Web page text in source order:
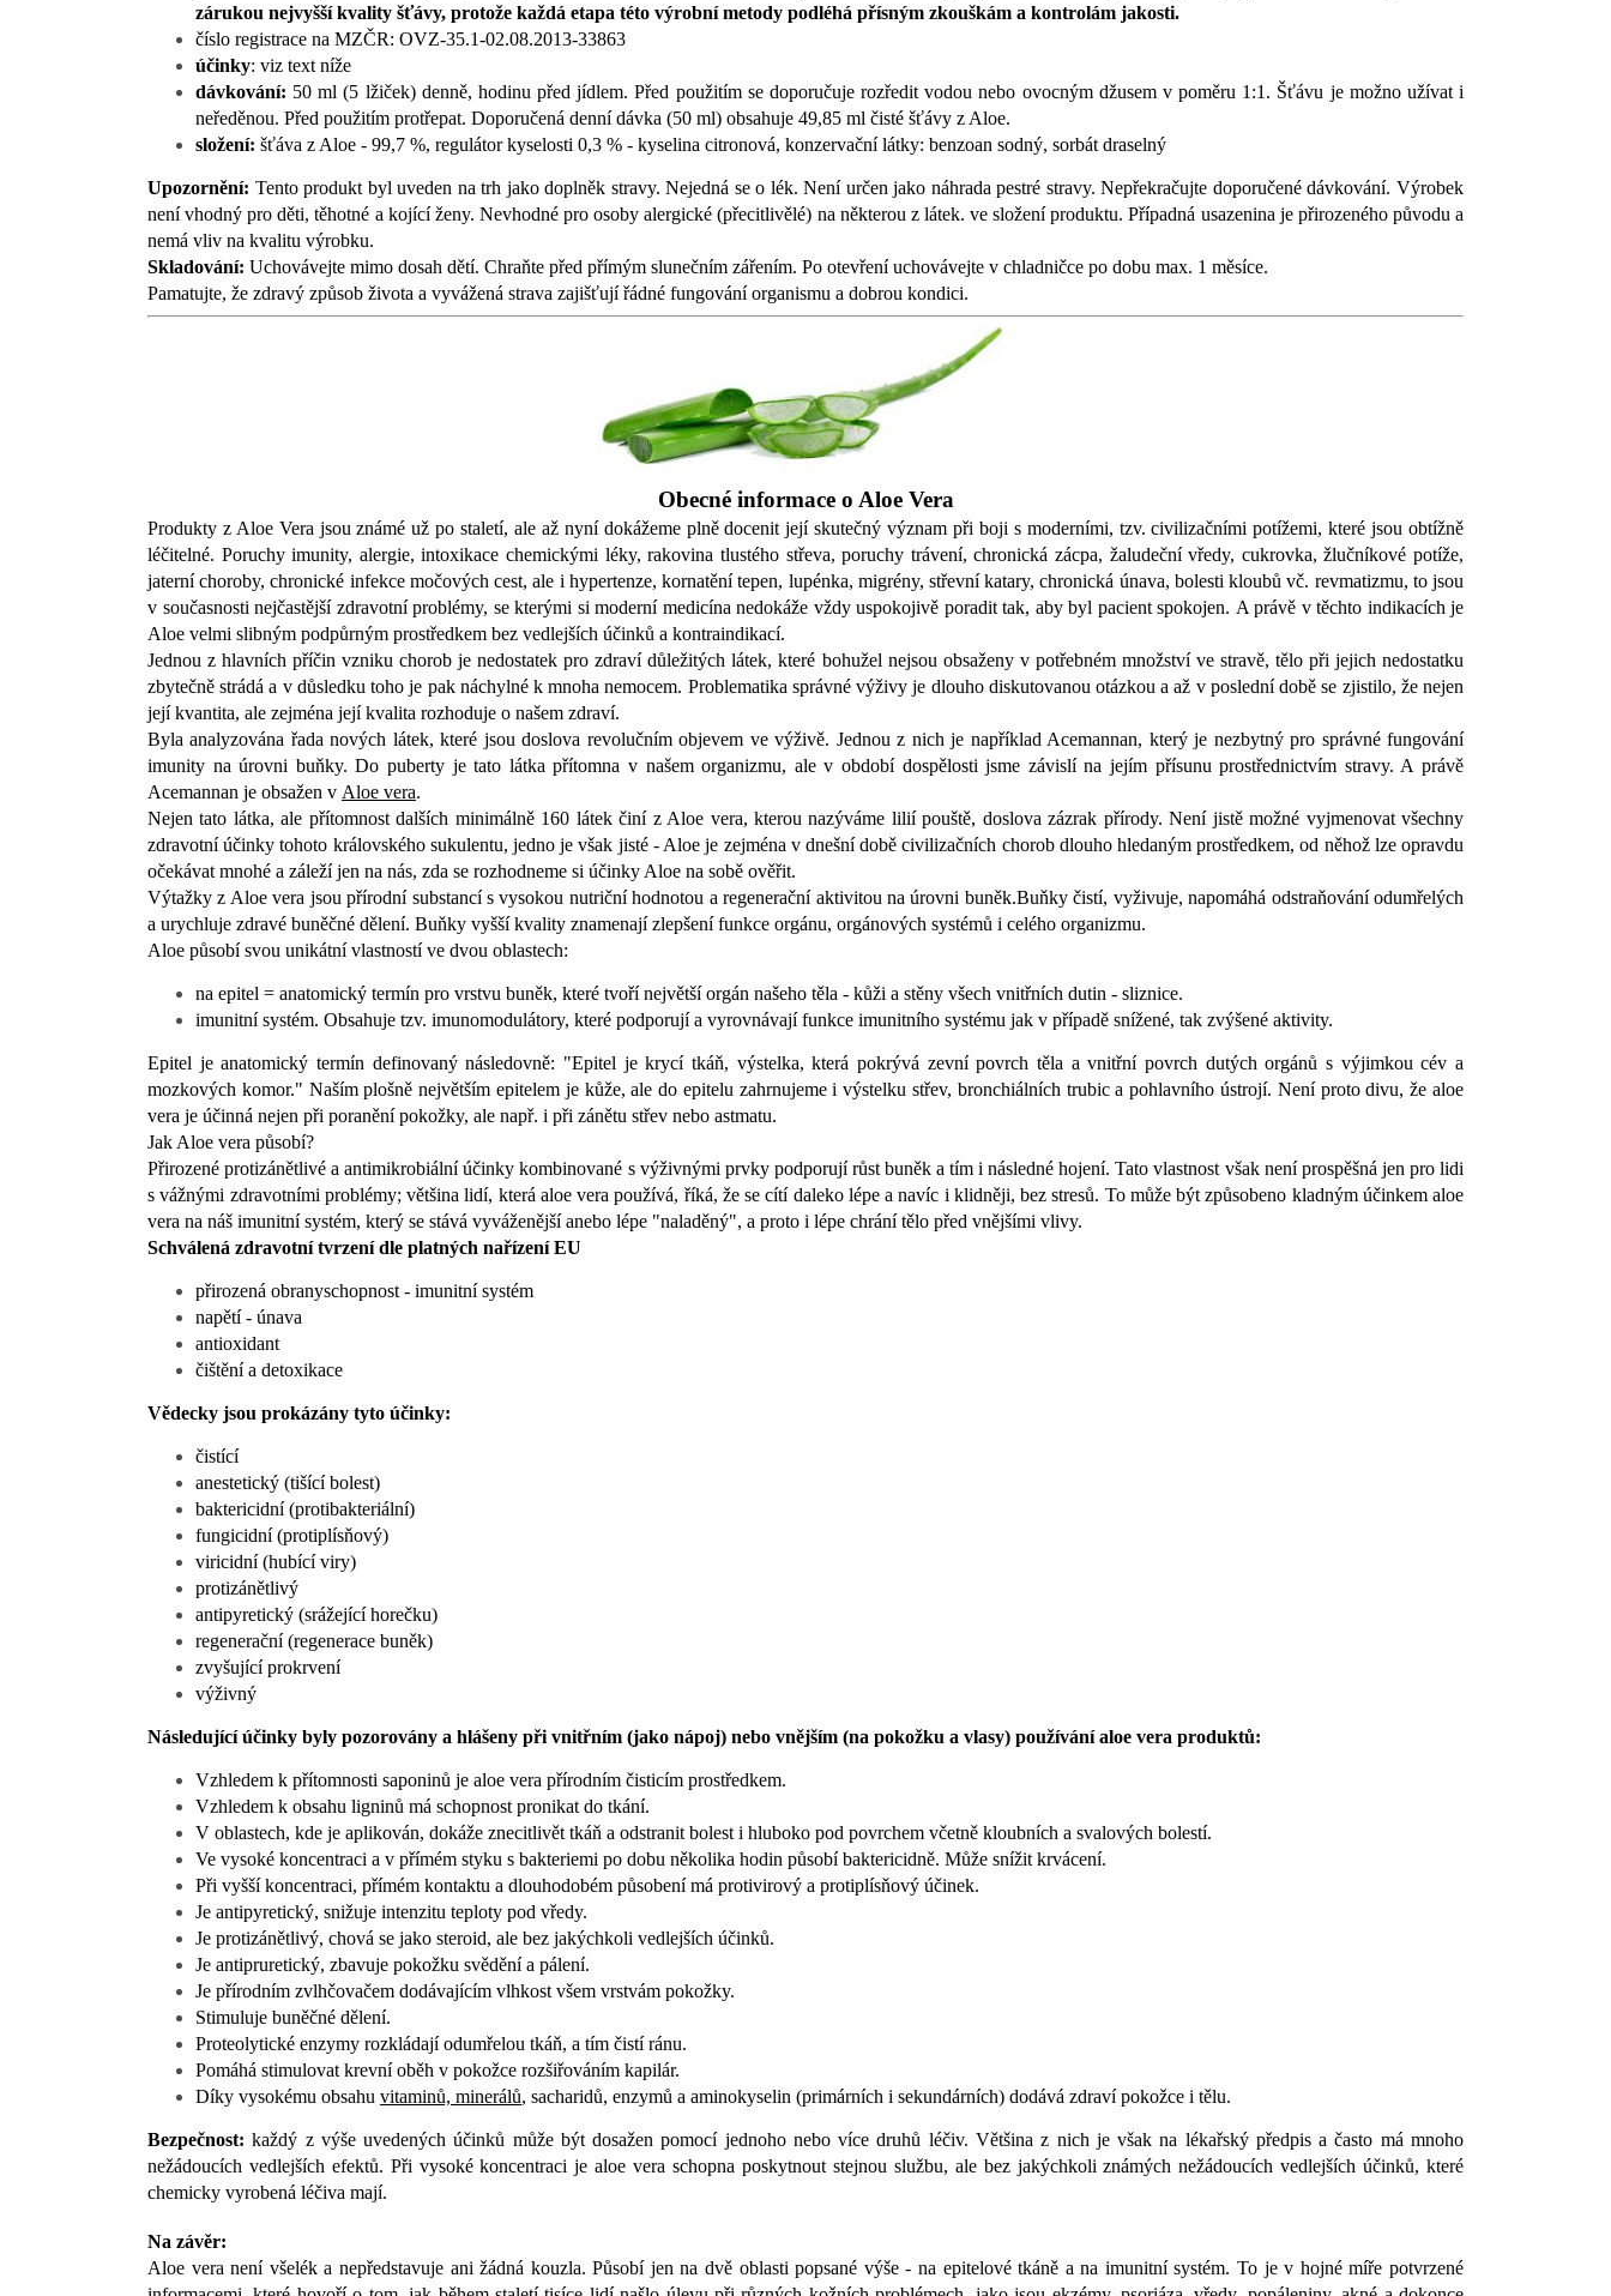
zárukou nejvyšší kvality šťávy, protože každá etapa této výrobní metody podléhá přísným zkouškám a kontrolám jakosti.
číslo registrace na MZČR: OVZ-35.1-02.08.2013-33863
účinky: viz text níže
dávkování: 50 ml (5 lžiček) denně, hodinu před jídlem. Před použitím se doporučuje rozředit vodou nebo ovocným džusem v poměru 1:1. Šťávu je možno užívat i
neředěnou. Před použitím protřepat. Doporučená denní dávka (50 ml) obsahuje 49,85 ml čisté šťávy z Aloe.
složení: šťáva z Aloe - 99,7 %, regulátor kyselosti 0,3 % - kyselina citronová, konzervační látky: benzoan sodný, sorbát draselný
Upozornění: Tento produkt byl uveden na trh jako doplněk stravy. Nejedná se o lék. Není určen jako náhrada pestré stravy. Nepřekračujte doporučené dávkování. Výrobek
není vhodný pro děti, těhotné a kojící ženy. Nevhodné pro osoby alergické (přecitlivělé) na některou z látek. ve složení produktu. Případná usazenina je přirozeného původu a
nemá vliv na kvalitu výrobku.
Skladování: Uchovávejte mimo dosah dětí. Chraňte před přímým slunečním zářením. Po otevření uchovávejte v chladničce po dobu max. 1 měsíce.
Pamatujte, že zdravý způsob života a vyvážená strava zajišťují řádné fungování organismu a dobrou kondici.
Obecné informace o Aloe Vera
Produkty z Aloe Vera jsou známé už po staletí, ale až nyní dokážeme plně docenit její skutečný význam při boji s moderními, tzv. civilizačními potížemi, které jsou obtížně
léčitelné. Poruchy imunity, alergie, intoxikace chemickými léky, rakovina tlustého střeva, poruchy trávení, chronická zácpa, žaludeční vředy, cukrovka, žlučníkové potíže,
jaterní choroby, chronické infekce močových cest, ale i hypertenze, kornatění tepen, lupénka, migrény, střevní katary, chronická únava, bolesti kloubů vč. revmatizmu, to jsou
v současnosti nejčastější zdravotní problémy, se kterými si moderní medicína nedokáže vždy uspokojivě poradit tak, aby byl pacient spokojen. A právě v těchto indikacích je
Aloe velmi slibným podpůrným prostředkem bez vedlejších účinků a kontraindikací.
Jednou z hlavních příčin vzniku chorob je nedostatek pro zdraví důležitých látek, které bohužel nejsou obsaženy v potřebném množství ve stravě, tělo při jejich nedostatku
zbytečně strádá a v důsledku toho je pak náchylné k mnoha nemocem. Problematika správné výživy je dlouho diskutovanou otázkou a až v poslední době se zjistilo, že nejen
její kvantita, ale zejména její kvalita rozhoduje o našem zdraví.
Byla analyzována řada nových látek, které jsou doslova revolučním objevem ve výživě. Jednou z nich je například Acemannan, který je nezbytný pro správné fungování
imunity na úrovni buňky. Do puberty je tato látka přítomna v našem organizmu, ale v období dospělosti jsme závislí na jejím přísunu prostřednictvím stravy. A právě
Acemannan je obsažen v Aloe vera.
Nejen tato látka, ale přítomnost dalších minimálně 160 látek činí z Aloe vera, kterou nazýváme lilií pouště, doslova zázrak přírody. Není jistě možné vyjmenovat všechny
zdravotní účinky tohoto královského sukulentu, jedno je však jisté - Aloe je zejména v dnešní době civilizačních chorob dlouho hledaným prostředkem, od něhož lze opravdu
očekávat mnohé a záleží jen na nás, zda se rozhodneme si účinky Aloe na sobě ověřit.
Výtažky z Aloe vera jsou přírodní substancí s vysokou nutriční hodnotou a regenerační aktivitou na úrovni buněk.Buňky čistí, vyživuje, napomáhá odstraňování odumřelých
a urychluje zdravé buněčné dělení. Buňky vyšší kvality znamenají zlepšení funkce orgánu, orgánových systémů i celého organizmu.
Aloe působí svou unikátní vlastností ve dvou oblastech:
na epitel = anatomický termín pro vrstvu buněk, které tvoří největší orgán našeho těla - kůži a stěny všech vnitřních dutin - sliznice.
imunitní systém. Obsahuje tzv. imunomodulátory, které podporují a vyrovnávají funkce imunitního systému jak v případě snížené, tak zvýšené aktivity.
Epitel je anatomický termín definovaný následovně: "Epitel je krycí tkáň, výstelka, která pokrývá zevní povrch těla a vnitřní povrch dutých orgánů s výjimkou cév a
mozkových komor." Naším plošně největším epitelem je kůže, ale do epitelu zahrnujeme i výstelku střev, bronchiálních trubic a pohlavního ústrojí. Není proto divu, že aloe
vera je účinná nejen při poranění pokožky, ale např. i při zánětu střev nebo astmatu.
Jak Aloe vera působí?
Přirozené protizánětlivé a antimikrobiální účinky kombinované s výživnými prvky podporují růst buněk a tím i následné hojení. Tato vlastnost však není prospěšná jen pro lidi
s vážnými zdravotními problémy; většina lidí, která aloe vera používá, říká, že se cítí daleko lépe a navíc i klidněji, bez stresů. To může být způsobeno kladným účinkem aloe
vera na náš imunitní systém, který se stává vyváženější anebo lépe "naladěný", a proto i lépe chrání tělo před vnějšími vlivy.
Schválená zdravotní tvrzení dle platných nařízení EU
přirozená obranyschopnost - imunitní systém
napětí - únava
antioxidant
čištění a detoxikace
Vědecky jsou prokázány tyto účinky:
čistící
anestetický (tišící bolest)
baktericidní (protibakteriální)
fungicidní (protiplísňový)
viricidní (hubící viry)
protizánětlivý
antipyretický (srážející horečku)
regenerační (regenerace buněk)
zvyšující prokrvení
výživný
Následující účinky byly pozorovány a hlášeny při vnitřním (jako nápoj) nebo vnějším (na pokožku a vlasy) používání aloe vera produktů:
Vzhledem k přítomnosti saponinů je aloe vera přírodním čisticím prostředkem.
Vzhledem k obsahu ligninů má schopnost pronikat do tkání.
V oblastech, kde je aplikován, dokáže znecitlivět tkáň a odstranit bolest i hluboko pod povrchem včetně kloubních a svalových bolestí.
Ve vysoké koncentraci a v přímém styku s bakteriemi po dobu několika hodin působí baktericidně. Může snížit krvácení.
Při vyšší koncentraci, přímém kontaktu a dlouhodobém působení má protivirový a protiplísňový účinek.
Je antipyretický, snižuje intenzitu teploty pod vředy.
Je protizánětlivý, chová se jako steroid, ale bez jakýchkoli vedlejších účinků.
Je antipruretický, zbavuje pokožku svědění a pálení.
Je přírodním zvlhčovačem dodávajícím vlhkost všem vrstvám pokožky.
Stimuluje buněčné dělení.
Proteolytické enzymy rozkládají odumřelou tkáň, a tím čistí ránu.
Pomáhá stimulovat krevní oběh v pokožce rozšiřováním kapilár.
Díky vysokému obsahu vitaminů, minerálů, sacharidů, enzymů a aminokyselin (primárních i sekundárních) dodává zdraví pokožce i tělu.
Bezpečnost: každý z výše uvedených účinků může být dosažen pomocí jednoho nebo více druhů léčiv. Většina z nich je však na lékařský předpis a často má mnoho
nežádoucích vedlejších efektů. Při vysoké koncentraci je aloe vera schopna poskytnout stejnou službu, ale bez jakýchkoli známých nežádoucích vedlejších účinků, které
chemicky vyrobená léčiva mají.
Na závěr:
Aloe vera není všelék a nepředstavuje ani žádná kouzla. Působí jen na dvě oblasti popsané výše - na epitelové tkáně a na imunitní systém. To je v hojné míře potvrzené